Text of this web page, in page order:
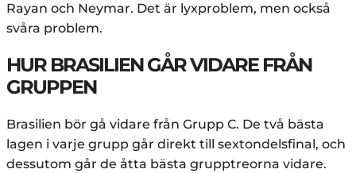
Rayan och Neymar. Det är lyxproblem, men också
svåra problem.
HUR BRASILIEN GÅR VIDARE FRÅN
GRUPPEN
Brasilien bör gå vidare från Grupp C. De två bästa
lagen i varje grupp går direkt till sextondelsfinal, och
dessutom går de åtta bästa grupptreorna vidare.